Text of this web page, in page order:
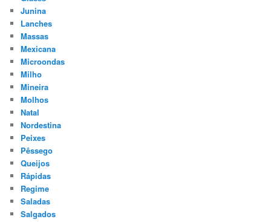
Junina
Lanches
Massas
Mexicana
Microondas
Milho
Mineira
Molhos
Natal
Nordestina
Peixes
Pêssego
Queijos
Rápidas
Regime
Saladas
Salgados